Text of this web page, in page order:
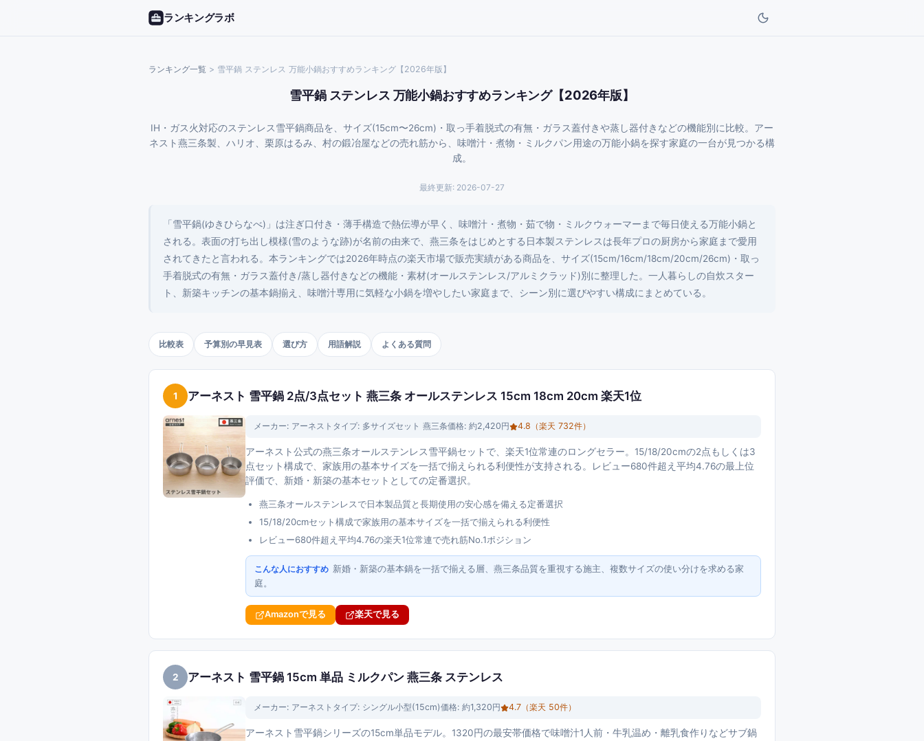
ランキングラボ
ランキング一覧 > 雪平鍋 ステンレス 万能小鍋おすすめランキング【2026年版】
雪平鍋 ステンレス 万能小鍋おすすめランキング【2026年版】
IH・ガス火対応のステンレス雪平鍋商品を、サイズ(15cm〜26cm)・取っ手着脱式の有無・ガラス蓋付きや蒸し器付きなどの機能別に比較。アー
ネスト燕三条製、ハリオ、栗原はるみ、村の鍛冶屋などの売れ筋から、味噌汁・煮物・ミルクパン用途の万能小鍋を探す家庭の一台が見つかる構
成。
最終更新: 2026-07-27
「雪平鍋(ゆきひらなべ)」は注ぎ口付き・薄手構造で熱伝導が早く、味噌汁・煮物・茹で物・ミルクウォーマーまで毎日使える万能小鍋と
される。表面の打ち出し模様(雪のような跡)が名前の由来で、燕三条をはじめとする日本製ステンレスは長年プロの厨房から家庭まで愛用
されてきたと言われる。本ランキングでは2026年時点の楽天市場で販売実績がある商品を、サイズ(15cm/16cm/18cm/20cm/26cm)・取っ
手着脱式の有無・ガラス蓋付き/蒸し器付きなどの機能・素材(オールステンレス/アルミクラッド)別に整理した。一人暮らしの自炊スター
ト、新築キッチンの基本鍋揃え、味噌汁専用に気軽な小鍋を増やしたい家庭まで、シーン別に選びやすい構成にまとめている。
比較表 予算別の早見表 選び方 用語解説 よくある質問
1 アーネスト 雪平鍋 2点/3点セット 燕三条 オールステンレス 15cm 18cm 20cm 楽天1位
メーカー: アーネスト タイプ: 多サイズセット 燕三条価格: 約2,420円 4.8 （楽天 732件）
アーネスト公式の燕三条オールステンレス雪平鍋セットで、楽天1位常連のロングセラー。15/18/20cmの2点もしくは3
点セット構成で、家族用の基本サイズを一括で揃えられる利便性が支持される。レビュー680件超え平均4.76の最上位
評価で、新婚・新築の基本セットとしての定番選択。
燕三条オールステンレスで日本製品質と長期使用の安心感を備える定番選択
15/18/20cmセット構成で家族用の基本サイズを一括で揃えられる利便性
レビュー680件超え平均4.76の楽天1位常連で売れ筋No.1ポジション
こんな人におすすめ 新婚・新築の基本鍋を一括で揃える層、燕三条品質を重視する施主、複数サイズの使い分けを求める家
庭。
Amazonで見る 楽天で見る
2 アーネスト 雪平鍋 15cm 単品 ミルクパン 燕三条 ステンレス
メーカー: アーネスト タイプ: シングル小型(15cm)価格: 約1,320円 4.7 （楽天 50件）
アーネスト雪平鍋シリーズの15cm単品モデル。1320円の最安帯価格で味噌汁1人前・牛乳温め・離乳食作りなどサブ鍋